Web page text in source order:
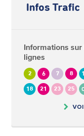
Infos Trafic
Informations sur
lignes
2 6 7 8
18 21 23 25